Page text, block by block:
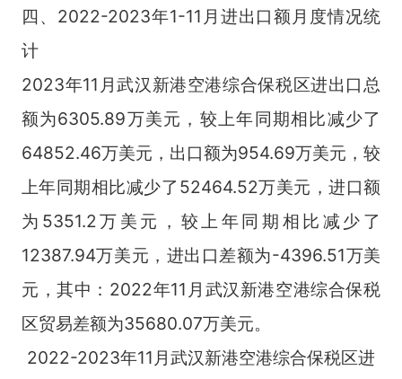
四、2022-2023年1-11月进出口额月度情况统
计
2023年11月武汉新港空港综合保税区进出口总
额为6305.89万美元，较上年同期相比减少了
64852.46万美元，出口额为954.69万美元，较
上年同期相比减少了52464.52万美元，进口额
为5351.2万美元，较上年同期相比减少了
12387.94万美元，进出口差额为-4396.51万美
元，其中：2022年11月武汉新港空港综合保税
区贸易差额为35680.07万美元。
2022-2023年11月武汉新港空港综合保税区进